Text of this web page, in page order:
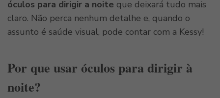
óculos para dirigir a noite que deixará tudo mais
claro. Não perca nenhum detalhe e, quando o
assunto é saúde visual, pode contar com a Kessy!
Por que usar óculos para dirigir à
noite?